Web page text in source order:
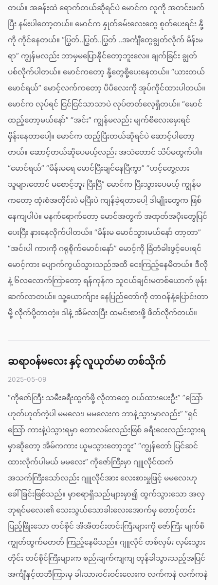
တယ်။ အခန်းထဲ ရောက်တယ်ဆိုရင်ပဲ မောင်က လူကို အတင်းဖက်
ပြီး နမ်းပါတော့တယ်။ မောင်က နှုတ်ခမ်းလေးတွေ စုတ်ပေးရင်း နို့
ကို ကိုင်နေတယ်။ “ပြွတ်..ပြွတ်..ပြွတ် ..အင်္ကျီတွေချွတ်လိုက် မိန်းမ
ရာ” ကျွန်မလည်း ဘာမှမပြောနိုင်တော့ဘူးလေ။ ချက်ခြင်း ချွတ်
ပစ်လိုက်ပါတယ်။ မောင်ကတော့ နို့တွေစို့ပေးနေတယ်။ “ယားတယ်
မောင်ရယ်” မောင့်လက်ကတော့ ပိပိလေးကို အုပ်ကိုင်ထားပါတယ်။
မောင်က လုပ်ရင် ငြင်ငြင်သာသာပဲ လုပ်တတ်လေ့ရှိတယ်။ “မောင်
ထည့်တော့မယ်နော်” “အင်း” ကျွန်မလည်း မျက်စိလေးမှေးရင်
မှိန်းနေတာပေါ့။ မောင်က ထည့်ပြီးတယ်ဆိုရင်ပဲ ဆောင့်ပါတော့
တယ်။ ဆောင့်တယ်ဆိုပေမယ့်လည်း အသံတောင် သိပ်မထွက်ပါ။
“မောင်ရယ်” “မိန်းမရေ မောင်ပြီးချင်နေပြီကွာ” “ဟင့်တွေ့လား
သူများတောင် မစောင့်ဘူး ပြီးပြီ” မောင်က ပြီးသွားပေမယ့် ကျွန်မ
ကတော့ ထုံးစံအတိုင်းပဲ မပြီးပဲ ကျန်ခဲ့ရတာပေါ့ ဒါမျိုးတွေက ဖြစ်
နေကျပါပဲ။ မနက်ရောက်တော့ မောင်အတွက် အထုတ်အပိုးတွေပြင်
ပေးပြီး နားနေလိုက်ပါတယ်။ “မိန်းမ မောင်သွားမယ်နော် တာ့တာ”
“အင်းပါ ကားကို ဂရုစိုက်မောင်းနော်” မောင့်ကို ခြံတံခါးဖွင့်ပေးရင်
မောင့်ကား ပျောက်ကွယ်သွားသည်အထိ ငေးကြည့်နေမိတယ်။ ဒီလို
နဲ့ ၆လ‌လောက်ကြာတော့ ရန်ကုန်က သူငယ်ချင်းမတစ်ယောက် ဖုန်း
ဆက်လာတယ်။ သူ့ယောက်ျား နေပြည်တော်ကို တာဝန်နဲ့ပြောင်းတာ
မို့ လိုက်ပို့တာတဲ့။ ဒါနဲ့ အိမ်လာပြီး ထမင်းစားဖို့ ဖိတ်လိုက်တယ်။
ဆရာဝန်မလေး နှင့် လူယုတ်မာ တစ်သိုက်
2025-05-09
“ကိုဇော်ကြီး သမီးခရီးထွက်ဖို့ လိုတာတွေ ဝယ်ထားပေးဦး” ”သြော်
ဟုတ်ဟုတ်ကဲ့ပါ မမလေး၊ မမလေးက ဘာနဲ့သွားမှာလည်း” ”ရှင်
သြော် ကားနဲ့ပဲသွားရမှာ တောလမ်းလည်းဖြစ် ခရီးဝေးလည်းသွားရ
မှာဆိုတော့ အိမ်ကကား ယူမသွားတော့ဘူး” “ကျွန်တော် ပြင်ဆင်
ထားလိုက်ပါမယ် မမလေး” ကိုဇော်ကြီးမှာ ဂျူလိုင်ထက်
အသက်ကြီးသော်လည်း ဂျူလိုင်အား လေးစားမှုဖြင့် မမလေးဟု
ခေါ်ခြင်းဖြစ်သည်။ မှာစရာရှိသည်များမှာ၍ ထွက်သွားသော အလှ
ဘုရင်မလေး၏ သေးသွယ်သောခါးလေးအောက်မှ တောင့်တင်း
ပြည့်ဖြိုးသော တင်စိုင် အိအိတင်းတင်းကြီးများကို ဇော်ကြီး မျက်စိ
ကျွတ်ထွက်မတတ် ကြည့်နေမိသည်။ ဂျူလိုင် တစ်လှမ်း လှမ်းသွား
တိုင်း တင်စိုင်ကြီးများက စည်းချက်ကျကျ တုန်ခါသွားသည့်အပြင်
အင်္ကျီနှင့်ထဘီကြားမှ ခါးသားဝင်းဝင်းလေးက လက်ကနဲ လက်ကနဲ